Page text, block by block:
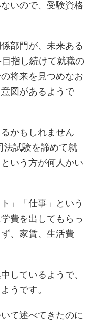
いので、受験資格
部門が、未来ある
指し続けて就職の
将来を見つめなお
図があるようで
かもしれません
法試験を諦めて就
いう方が何人かい
」「仕事」という
費を出してもらっ
、家賃、生活費
しているようで、
うです。
て述べてきたのに